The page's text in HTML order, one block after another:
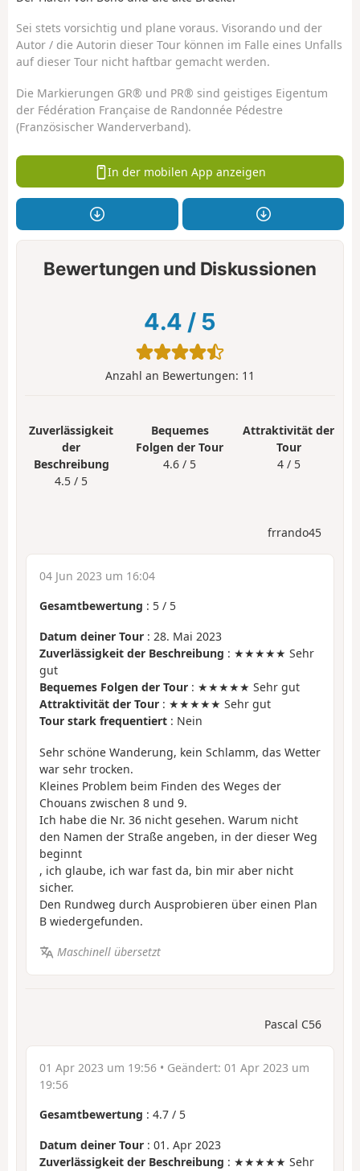
Sei stets vorsichtig und plane voraus. Visorando und der
Autor / die Autorin dieser Tour können im Falle eines Unfalls
auf dieser Tour nicht haftbar gemacht werden.
Die Markierungen GR® und PR® sind geistiges Eigentum
der Fédération Française de Randonnée Pédestre
(Französischer Wanderverband).
In der mobilen App anzeigen
Bewertungen und Diskussionen
4.4 / 5
Anzahl an Bewertungen: 11
Zuverlässigkeit
der
Beschreibung
4.5 / 5
Bequemes
Folgen der Tour
4.6 / 5
Attraktivität der
Tour
4 / 5
frrando45
04 Jun 2023 um 16:04
Gesamtbewertung : 5 / 5
Datum deiner Tour : 28. Mai 2023
Zuverlässigkeit der Beschreibung : ★★★★★ Sehr
gut
Bequemes Folgen der Tour : ★★★★★ Sehr gut
Attraktivität der Tour : ★★★★★ Sehr gut
Tour stark frequentiert : Nein
Sehr schöne Wanderung, kein Schlamm, das Wetter
war sehr trocken.
Kleines Problem beim Finden des Weges der
Chouans zwischen 8 und 9.
Ich habe die Nr. 36 nicht gesehen. Warum nicht
den Namen der Straße angeben, in der dieser Weg
beginnt
, ich glaube, ich war fast da, bin mir aber nicht
sicher.
Den Rundweg durch Ausprobieren über einen Plan
B wiedergefunden.
Maschinell übersetzt
Pascal C56
01 Apr 2023 um 19:56 • Geändert: 01 Apr 2023 um
19:56
Gesamtbewertung : 4.7 / 5
Datum deiner Tour : 01. Apr 2023
Zuverlässigkeit der Beschreibung : ★★★★★ Sehr